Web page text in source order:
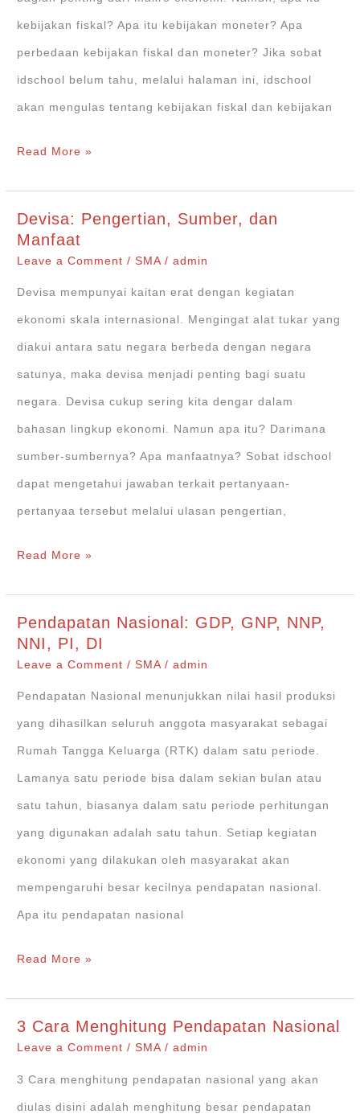
kebijakan fiskal? Apa itu kebijakan moneter? Apa
perbedaan kebijakan fiskal dan moneter? Jika sobat
idschool belum tahu, melalui halaman ini, idschool
akan mengulas tentang kebijakan fiskal dan kebijakan
Perbedaan
dan
Moneter
Read More »
Devisa: Pengertian, Sumber, dan
Manfaat
Leave a Comment /SMA /admin
Devisa mempunyai kaitan erat dengan kegiatan
ekonomi skala internasional. Mengingat alat tukar yang
diakui antara satu negara berbeda dengan negara
satunya, maka devisa menjadi penting bagi suatu
negara. Devisa cukup sering kita dengar dalam
bahasan lingkup ekonomi. Namun apa itu? Darimana
sumber-sumbernya? Apa manfaatnya? Sobat idschool
dapat mengetahui jawaban terkait pertanyaan-
pertanyaa tersebut melalui ulasan pengertian,
Devisa:
dan
Manfaat
Read More »
Pendapatan Nasional: GDP, GNP, NNP,
NNI, PI, DI
Leave a Comment /SMA /admin
Pendapatan Nasional menunjukkan nilai hasil produksi
yang dihasilkan seluruh anggota masyarakat sebagai
Rumah Tangga Keluarga (RTK) dalam satu periode.
Lamanya satu periode bisa dalam sekian bulan atau
satu tahun, biasanya dalam satu periode perhitungan
yang digunakan adalah satu tahun. Setiap kegiatan
ekonomi yang dilakukan oleh masyarakat akan
mempengaruhi besar kecilnya pendapatan nasional.
Apa itu pendapatan nasional
Pendapatan
Read More »
3 Cara Menghitung Pendapatan Nasional
Leave a Comment /SMA /admin
3 Cara menghitung pendapatan nasional yang akan
diulas disini adalah menghitung besar pendapatan